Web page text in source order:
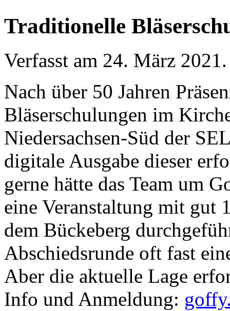
Traditionelle
Verfasst am 24. März 2021.
Nach über 50 Jahren
Bläserschulungen im
Niedersachsen-Süd der
digitale Ausgabe dieser
gerne hätte das Team um
eine Veranstaltung mit gut
dem Bückeberg
Abschiedsrunde oft fast
Aber die aktuelle Lage
Info und Anmeldung: